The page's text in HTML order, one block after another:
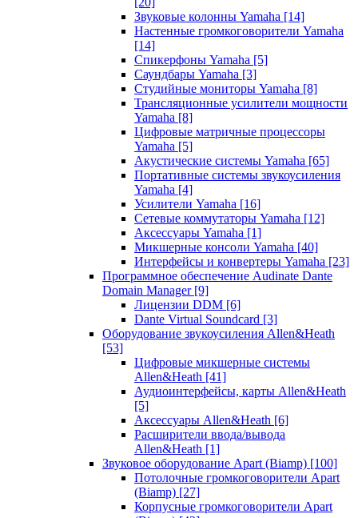
Звуковые колонны Yamaha [14]
Настенные громкоговорители Yamaha
[14]
Спикерфоны Yamaha [5]
Саундбары Yamaha [3]
Студийные мониторы Yamaha [8]
Трансляционные усилители мощности
Yamaha [8]
Цифровые матричные процессоры
Yamaha [5]
Акустические системы Yamaha [65]
Портативные системы звукоусиления
Yamaha [4]
Усилители Yamaha [16]
Сетевые коммутаторы Yamaha [12]
Аксессуары Yamaha [1]
Микшерные консоли Yamaha [40]
Интерфейсы и конвертеры Yamaha [23]
Программное обеспечение Audinate Dante
Domain Manager [9]
Лицензии DDM [6]
Dante Virtual Soundcard [3]
Оборудование звукоусиления Allen&Heath
[53]
Цифровые микшерные системы
Allen&Heath [41]
Аудиоинтерфейсы, карты Allen&Heath
[5]
Аксессуары Allen&Heath [6]
Расширители ввода/вывода
Allen&Heath [1]
Звуковое оборудование Apart (Biamp) [100]
Потолочные громкоговорители Apart
(Biamp) [27]
Корпусные громкоговорители Apart